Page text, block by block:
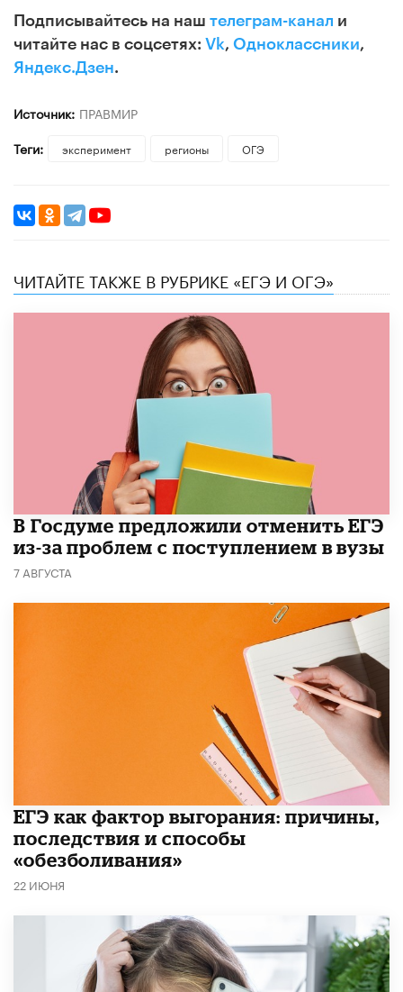
Подписывайтесь на наш телеграм-канал и
читайте нас в соцсетях: Vk, Одноклассники,
Яндекс.Дзен.
Источник: ПРАВМИР
Теги:
эксперимент регионы ОГЭ
ЧИТАЙТЕ ТАКЖЕ В РУБРИКЕ «ЕГЭ И ОГЭ»
В Госдуме предложили отменить ЕГЭ
из-за проблем с поступлением в вузы
7 АВГУСТА
​ЕГЭ как фактор выгорания: причины,
последствия и способы
«обезболивания»
22 ИЮНЯ